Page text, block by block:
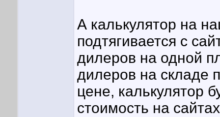
А калькулятор на
подтягивается с
дилеров на одной
дилеров на складе
цене, калькулятор
стоимость на